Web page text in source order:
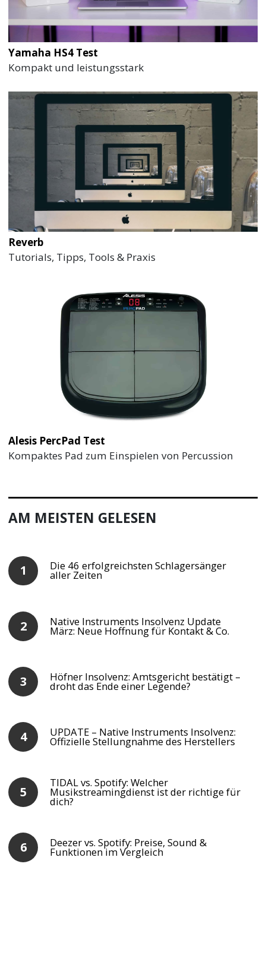
Yamaha HS4 Test
Kompakt und leistungsstark
Reverb
Tutorials, Tipps, Tools & Praxis
Alesis PercPad Test
Kompaktes Pad zum Einspielen von Percussion
AM MEISTEN GELESEN
Die 46 erfolgreichsten Schlagersänger
aller Zeiten
Native Instruments Insolvenz Update
März: Neue Hoffnung für Kontakt & Co.
Höfner Insolvenz: Amtsgericht bestätigt –
droht das Ende einer Legende?
UPDATE – Native Instruments Insolvenz:
Offizielle Stellungnahme des Herstellers
TIDAL vs. Spotify: Welcher
Musikstreamingdienst ist der richtige für
dich?
Deezer vs. Spotify: Preise, Sound &
Funktionen im Vergleich